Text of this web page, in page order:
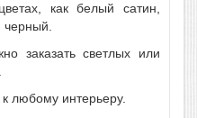
как белый сатин,
заказать светлых или
любому интерьеру.